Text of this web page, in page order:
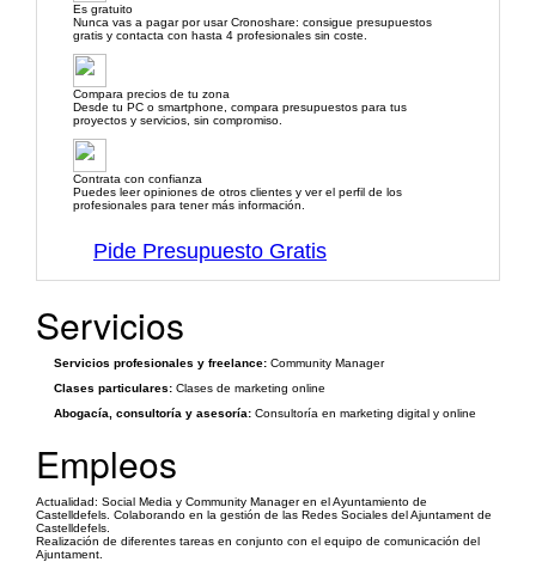
Es gratuito
Nunca vas a pagar por usar Cronoshare: consigue presupuestos
gratis y contacta con hasta 4 profesionales sin coste.
Compara precios de tu zona
Desde tu PC o smartphone, compara presupuestos para tus
proyectos y servicios, sin compromiso.
Contrata con confianza
Puedes leer opiniones de otros clientes y ver el perfil de los
profesionales para tener más información.
Pide Presupuesto Gratis
Servicios
Servicios profesionales y freelance: Community Manager
Clases particulares: Clases de marketing online
Abogacía, consultoría y asesoría: Consultoría en marketing digital y online
Empleos
Actualidad: Social Media y Community Manager en el Ayuntamiento de
Castelldefels. Colaborando en la gestión de las Redes Sociales del Ajuntament de
Castelldefels.
Realización de diferentes tareas en conjunto con el equipo de comunicación del
Ajuntament.